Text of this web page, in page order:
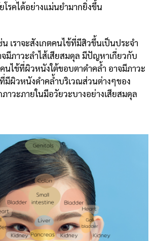
รคได้อย่างแม่นยำมากยิ่งขึ้น
ราจะสังเกตคนไข้ที่มีสิวขึ้นเป็นประจำ
มีภาวะลำไส้เสียสมดุล มีปัญหาเกี่ยวกับ
นไข้ที่ผิวหนังใต้ขอบตาดำคล้ำ อาจมีภาวะ
มีผิวหนังดำคล้ำบริเวณส่วนต่างๆของ
าวะภายในมีอวัยวะบางอย่างเสียสมดุล